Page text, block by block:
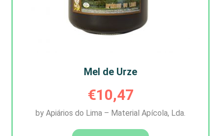
Mel de Urze
€10,47
by Apiários do Lima – Material Apícola, Lda.